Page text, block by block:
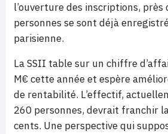
l’ouverture des inscriptions,
personnes se sont déjà
parisienne.
La SSII table sur un chiffre
M€ cette année et espère
de rentabilité. L’effectif,
260 personnes, devrait franchir
cents. Une perspective qui